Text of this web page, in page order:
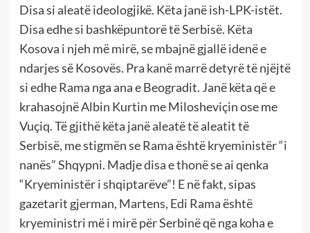
Disa si aleatë ideologjikë. Këta janë ish-LPK-istët.
Disa edhe si bashkëpuntorë të Serbisë. Këta
Kosova i njeh më mirë, se mbajnë gjallë idenë e
ndarjes së Kosovës. Pra kanë marrë detyrë të njëjtë
si edhe Rama nga ana e Beogradit. Janë këta që e
krahasojnë Albin Kurtin me Milosheviçin ose me
Vuçiq. Të gjithë këta janë aleatë të aleatit të
Serbisë, me stigmën se Rama është kryeministër “i
nanës” Shqypni. Madje disa e thonë se ai qenka
“Kryeministër i shqiptarëve”! E në fakt, sipas
gazetarit gjerman, Martens, Edi Rama është
kryeministri më i mirë për Serbinë që nga koha e